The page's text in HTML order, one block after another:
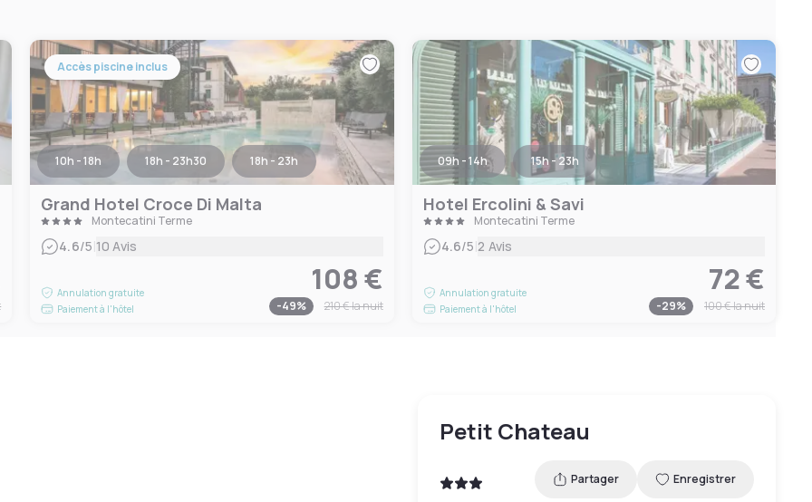
Accès piscine inclus
10h - 18h 18h - 23h30 18h - 23h
Grand Hotel Croce Di Malta
Montecatini Terme
4.6/5|10 Avis
Annulation gratuite
Paiement à l'hôtel
108 €
-49% 210 €la nuit
09h - 14h 15h - 23h
Hotel Ercolini & Savi
Montecatini Terme
4.6/5|2 Avis
Annulation gratuite
Paiement à l'hôtel
72 €
-29% 100 €la nuit
Petit Chateau
Partager Enregistrer